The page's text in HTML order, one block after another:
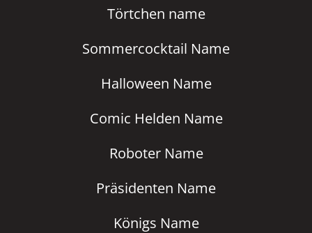
Törtchen name
Sommercocktail Name
Halloween Name
Comic Helden Name
Roboter Name
Präsidenten Name
Königs Name